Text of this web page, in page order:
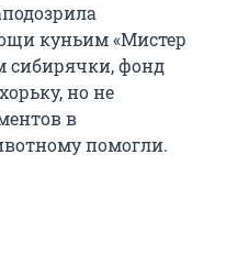
куньим «Мистер
сибирячки, фонд
но не
в
помогли.